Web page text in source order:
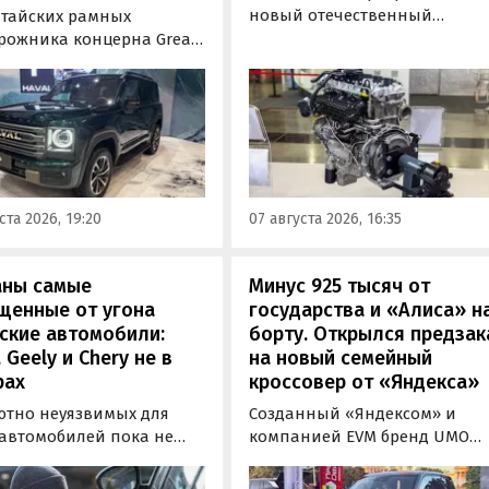
рамных
концерна Great
заводе
Речь о Haval H9,
и Tank 500, которые
прошли
и получили
типа
средства (ОТТС).
2026, 19:20
новый отечественный
получивший индекс 414320.
Корреспонденту
«Автоновостей дня» удалось
лично ознакомиться с
новинкой на выставке
«Иннопром» в
07 августа 2026, 16:35
самые
от угона
автомобили:
Geely и Chery не в
неуязвимых для
пока не
Минус 925 тысяч от
государства и «Алиса»
борту. Открылся
на новый семейный
кроссовер от «Яндекса»
Созданный «Яндексом» и
компанией EVM бренд UMO
на свою вторую модель